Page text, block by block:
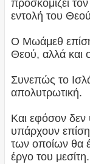
προσκομίζει
εντολή του
Ο Μωάμεθ
Θεού, αλλά και
Συνεπώς το
απολυτρωτική.
Και εφόσον δεν
υπάρχουν
των οποίων θα
έργο του μεσίτη.